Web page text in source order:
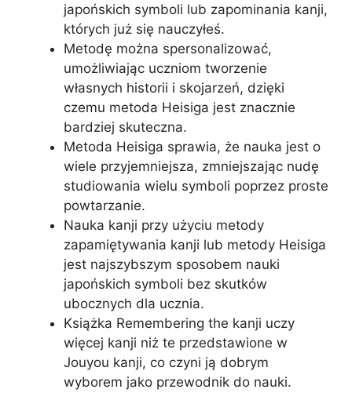
japońskich symboli lub zapominania kanji,
których już się nauczyłeś.
Metodę można spersonalizować,
umożliwiając uczniom tworzenie
własnych historii i skojarzeń, dzięki
czemu metoda Heisiga jest znacznie
bardziej skuteczna.
Metoda Heisiga sprawia, że nauka jest o
wiele przyjemniejsza, zmniejszając nudę
studiowania wielu symboli poprzez proste
powtarzanie.
Nauka kanji przy użyciu metody
zapamiętywania kanji lub metody Heisiga
jest najszybszym sposobem nauki
japońskich symboli bez skutków
ubocznych dla ucznia.
Książka Remembering the kanji uczy
więcej kanji niż te przedstawione w
Jouyou kanji, co czyni ją dobrym
wyborem jako przewodnik do nauki.